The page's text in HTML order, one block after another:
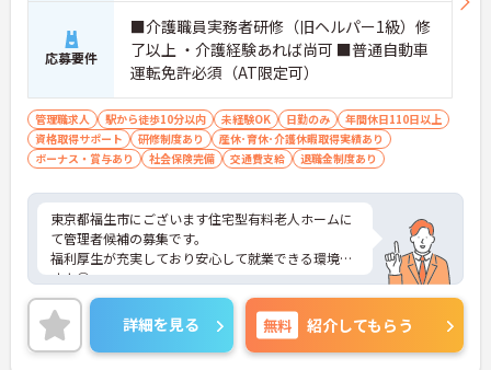
応募要件
■介護職員実務者研修（旧ヘルパー1級）修
了以上 ・介護経験あれば尚可 ■普通自動車
運転免許必須（AT限定可）
管理職求人 駅から徒歩10分以内 未経験OK 日勤のみ
年間休日110日以上
資格取得サポート
研修制度あり
産休･育休･介護休暇取得実績あり
ボーナス・賞与あり
社会保険完備 交通費支給 退職金制度あり
東京都福生市にございます住宅型有料老人ホームに
て管理者候補の募集です。
福利厚生が充実しており安心して就業できる環境で
すよ◎
ご興味ある方には、面接対策ポイントなど、さらに
詳細をお話しいたしますのでお気軽にご相談くださ
い。
詳細を見る 無料 紹介してもらう